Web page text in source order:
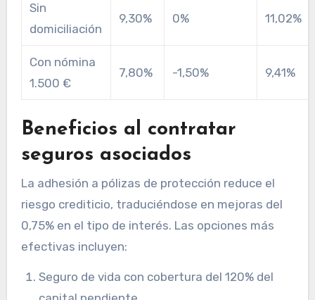
Sin
domiciliación
9,30% 0% 11,02%
Con nómina
1.500 €
7,80% -1,50% 9,41%
Beneficios al contratar
seguros asociados
La adhesión a pólizas de protección reduce el
riesgo crediticio, traduciéndose en mejoras del
0,75% en el tipo de interés. Las opciones más
efectivas incluyen:
Seguro de vida con cobertura del 120% del